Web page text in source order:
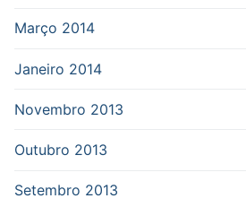
Março 2014
Janeiro 2014
Novembro 2013
Outubro 2013
Setembro 2013